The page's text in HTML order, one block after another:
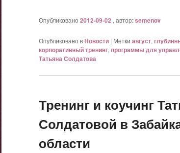
Опубликовано 2012-09-02 , автор:semenov
Опубликовано вНовости | Метки август,
корпоративный тренинг, программы для
Татьяна Солдатова
Тренинг и коучинг
Солдатовой в
области